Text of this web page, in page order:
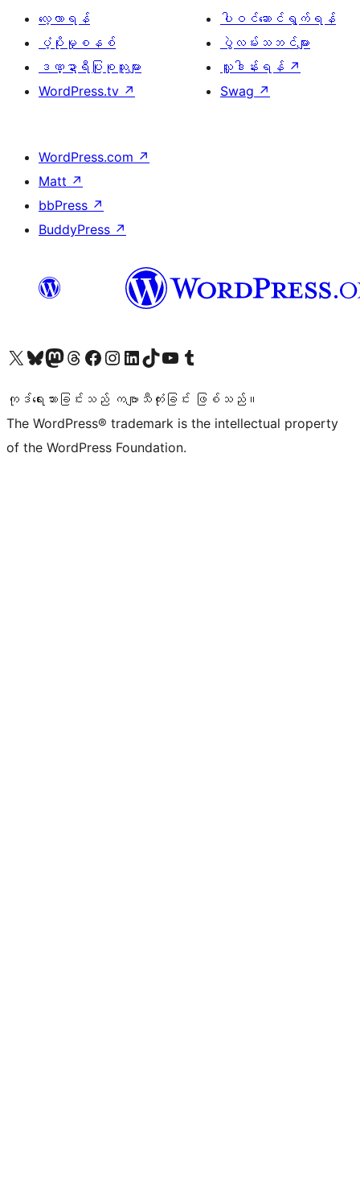
လေ့လာရန်
ပံ့ပိုးမှုစနစ်
ဒဏ္ဍာရီပြုစုသူများ
WordPress.tv ↗
ပါဝင်ဆောင်ရွက်ရန်
ပွဲလမ်းသဘင်များ
လှူဒါန်းရန် ↗
Swag ↗
WordPress.com ↗
Matt ↗
bbPress ↗
BuddyPress ↗
ကျွန်ုပ်တို့၏ X (ယခင် Twitter) အကောင့်သို့ သွားရောက်ကြည့်ရှုပါကျွန်ုပ်တို့၏ Bluesky အကောင့်သို့ ဝင်ရောက်ကြည့်ရှုရန်
ကျွန်ုပ်တို့၏ Mastodon အကောင့်သို့ သွားရောက်ကြည့်ရှုပါကျွန်ုပ်တို့၏ Threads အကောင့်သို့ ဝင်ရောက်ကြည့်ရှုရန်
ကျွန်ုပ်တို့၏ Facebook စာမျက်နှာသို့ သွားရောက်ကြည့်ရှုပါကျွန်ုပ်တို့၏ Instagram အကောင့်သို့ သွားရောက်ကြည့်ရှုပါ ကျွန်ုပ်တို့၏ LinkedIn အကောင့်သို့ သွားရောက်ကြည့်ရှုပါကျွန်ုပ်တို့၏ TikTok အကောင့်သို့ ဝင်ရောက်ကြည့်ရှုရန်
ကျွန်ုပ်တို့၏ YouTube ချန်နယ်သို့ သွားရောက်ကြည့်ရှုပါ ကျွန်ုပ်တို့၏ Tumblr အကောင့်သို့ ဝင်ရောက်ကြည့်ရှုရန်
ကုဒ်ရေးသားခြင်းသည် ကဗျာသီကုံးခြင်း ဖြစ်သည်။
The WordPress® trademark is the intellectual property
of the WordPress Foundation.